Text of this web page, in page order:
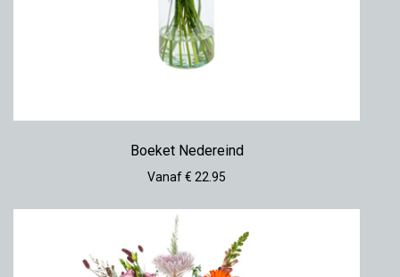
Boeket Nedereind
Vanaf € 22.95